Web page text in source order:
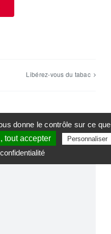
Libérez-vous du tabac
donne le contrôle sur ce que
tout accepter Personnaliser